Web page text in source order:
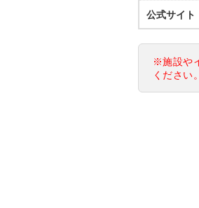
公式サイト
※施設や
ください。